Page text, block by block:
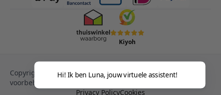
Kiyoh
Copyright © 2013-heden Magento. Alle rechten
voorbehouden.
Privacy PolicyCookies
Hi! Ik ben Luna, jouw virtuele assistent!